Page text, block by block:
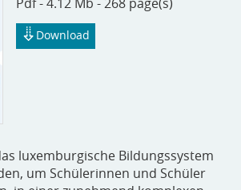
Download
luxemburgische Bildungssystem
um Schülerinnen und Schüler